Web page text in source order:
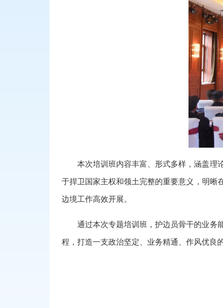
本次培训班内容丰富、形式多样，涵盖理
于捍卫国家主权和领土完整的重要意义，明晰
边境工作高效开展。
通过本次专题培训班，护边员骨干的业务
程，打造一支政治坚定、业务精通、作风优良